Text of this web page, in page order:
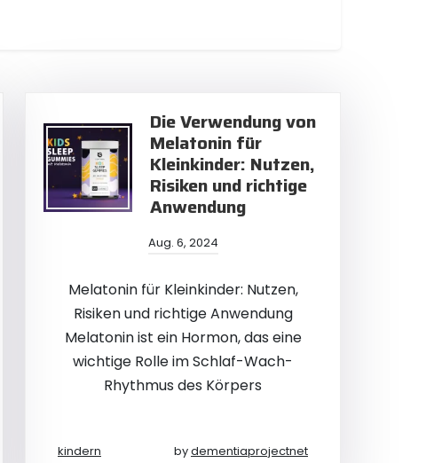
Die Verwendung von
Melatonin für
Kleinkinder: Nutzen,
Risiken und richtige
Anwendung
Aug. 6, 2024
Melatonin für Kleinkinder: Nutzen,
Risiken und richtige Anwendung
Melatonin ist ein Hormon, das eine
wichtige Rolle im Schlaf-Wach-
Rhythmus des Körpers
kindern bydementiaprojectnet